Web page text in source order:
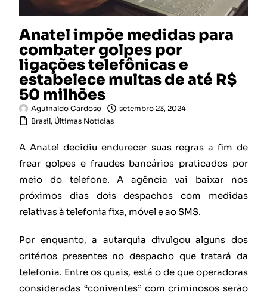
Anatel impõe medidas para
combater golpes por
ligações telefônicas e
estabelece multas de até R$
50 milhões
Aguinaldo Cardoso
setembro 23, 2024
Brasil, Últimas Noticias
A Anatel decidiu endurecer suas regras a fim de
frear golpes e fraudes bancários praticados por
meio do telefone. A agência vai baixar nos
próximos dias dois despachos com medidas
relativas à telefonia fixa, móvel e ao SMS.
Por enquanto, a autarquia divulgou alguns dos
critérios presentes no despacho que tratará da
telefonia. Entre os quais, está o de que operadoras
consideradas “coniventes” com criminosos serão